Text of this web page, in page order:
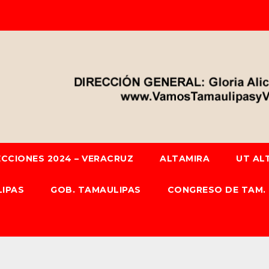
2024 – VERACRUZ ALTAMIRA UT
GOB. TAMAULIPAS CONGRESO DE TAM.